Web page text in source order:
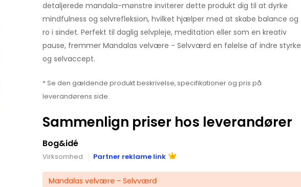
detaljerede mandala-mønstre inviterer dette produkt dig til at dyrke
mindfulness og selvrefleksion, hvilket hjælper med at skabe balance og
ro i sindet. Perfekt til daglig selvpleje, meditation eller som en kreativ
pause, fremmer Mandalas velvære - Selvværd en følelse af indre styrke
og selvaccept.
* Se den gældende produkt beskrivelse, specifikationer og pris på
leverandørens side.
Sammenlign priser hos leverandører
Bog&idé
Virksomhed Partner reklame link
Mandalas velvære - Selvværd